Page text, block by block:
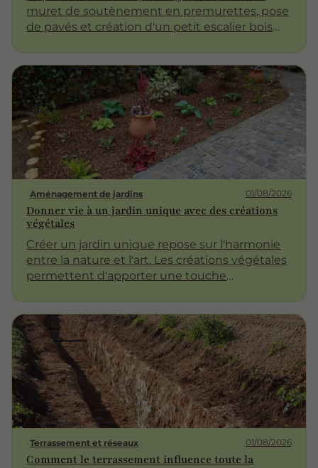
muret de soutènement en premurettes, pose
de pavés et création d'un petit escalier bois
d'une allée en graviers par une allée en
plaques alvéolées remplis en graviers
drainants.
Aménagement de jardins 01/08/2026
Donner vie à un jardin unique avec des créations
végétales
Créer un jardin unique repose sur l'harmonie
entre la nature et l'art. Les créations végétales
permettent d'apporter une touche
s'agisse de sculptures végétales, de
compositions florales ou de jardins
thématiques, les possibilités sont infinies. Cet
article explore les différentes dimensions de
ces créations et comment elles peuvent
transformer votre jardin en un lieu de beauté
et de sérénité.
Terrassement et réseaux 01/08/2026
Comment le terrassement influence toute la